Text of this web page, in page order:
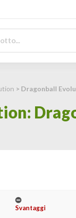
> Dragonball
Svantaggi